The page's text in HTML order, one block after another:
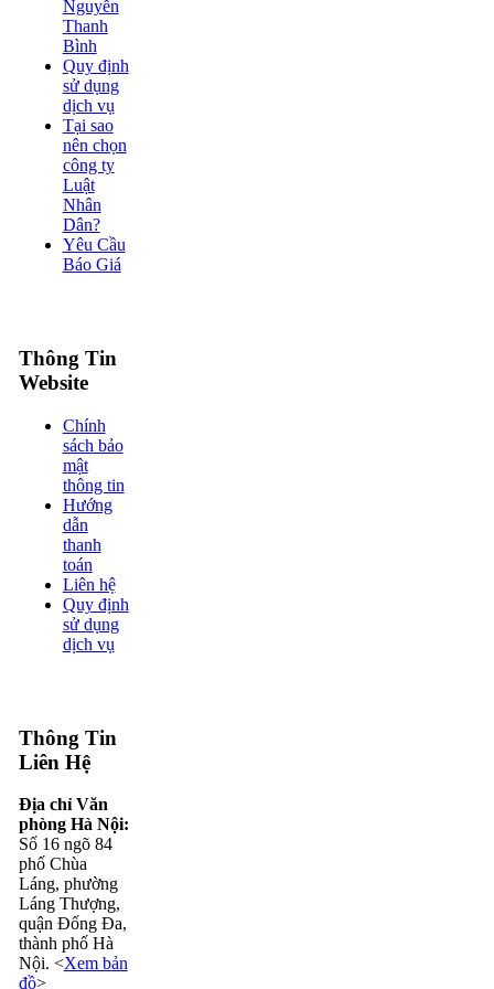
Nguyễn
Thanh
Bình
Quy định
sử dụng
dịch vụ
Tại sao
nên chọn
công ty
Luật
Nhân
Dân?
Yêu Cầu
Báo Giá
Thông Tin
Website
Chính
sách bảo
mật
thông tin
Hướng
dẫn
thanh
toán
Liên hệ
Quy định
sử dụng
dịch vụ
Thông Tin
Liên Hệ
Địa chỉ Văn
phòng Hà Nội:
Số 16 ngõ 84
phố Chùa
Láng, phường
Láng Thượng,
quận Đống Đa,
thành phố Hà
Nội. <Xem bản
đồ>